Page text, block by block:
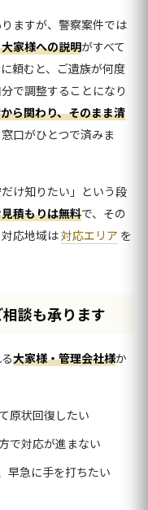
ますが、警察案件では
家様への説明がすべて
頼むと、ご遺族が何度
で調整することになり
ら関わり、そのまま清
口がひとつで済みま
け知りたい」という段
積もりは無料で、その
応地域は対応エリア を
談も承ります
大家様・管理会社様か
原状回復したい
で対応が進まない
早急に手を打ちたい